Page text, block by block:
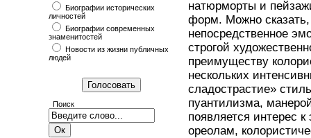
Биографии исторических
личностей
Биографии современных
знаменитостей
Новости из жизни публичных
людей
Поиск
натюрморты и
форм. Можно сказать,
непосредственное
строгой
преимуществу
нескольких
сладострастие»
пуантилизма,
появляется интерес
ореолам,